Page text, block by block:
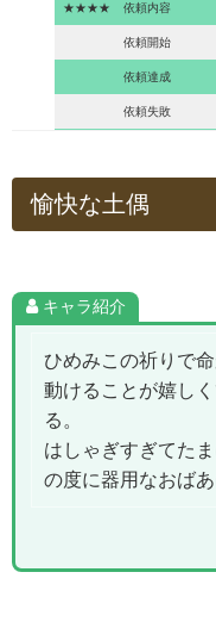
★★★★ 依頼内容
依頼開始
依頼達成
依頼失敗
愉快な土偶
キャラ紹介
ひめみこの祈りで命
動けることが嬉し
る。
はしゃぎすぎてた
の度に器用なおば